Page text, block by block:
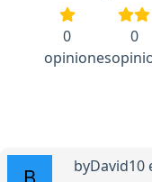
0
opiniones
0
byDavid10